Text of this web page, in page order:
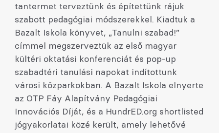
tantermet terveztünk és építettünk rájuk
szabott pedagógiai módszerekkel. Kiadtuk a
Bazalt Iskola könyvet, „Tanulni szabad!”
címmel megszerveztük az első magyar
kültéri oktatási konferenciát és pop-up
szabadtéri tanulási napokat indítottunk
városi közparkokban. A Bazalt Iskola elnyerte
az OTP Fáy Alapítvány Pedagógiai
Innovációs Díját, és a HundrED.org shortlisted
jógyakorlatai közé került, amely lehetővé